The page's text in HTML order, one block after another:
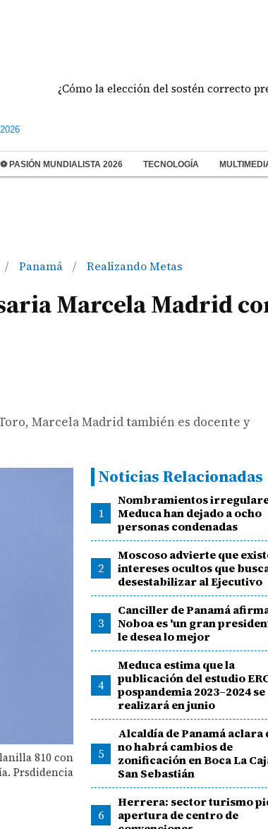
¿Cómo la elección del sostén correcto
⚽ PASIÓN MUNDIALISTA 2026 TECNOLOGÍA
/ Panamá / Realizando Metas
Marcela Madrid
Marcela Madrid también es docente y
810 con
Prsdidencia
Noticias Relacionadas
1
Nombramientos
Meduca han dejado a ocho
personas condenadas
2
Moscoso advierte que
intereses ocultos que
desestabilizar al Ejecutivo
3
Canciller de Panamá
Noboa es 'un gran
le desea lo mejor
4
Meduca estima que la
publicación del estudio
pospandemia 2023–2024 se
realizará en junio
5
Alcaldía de Panamá aclara
no habrá cambios de
zonificación en Boca La
San Sebastián
6
Herrera: sector turismo
apertura de centro de